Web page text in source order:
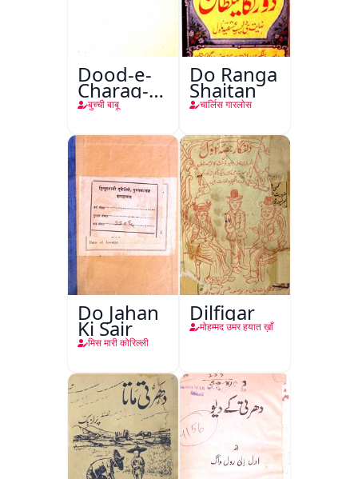
Dood-e-
Charag-e-
Mahfil
बुच्ची बाबू
Do Ranga
Shaitan
चार्लिस गारलोस
Do Jahan
Ki Sair
मिस मारी कोरिल्ली
Dilfigar
मोहम्मद उमर हयात ख़ाँ